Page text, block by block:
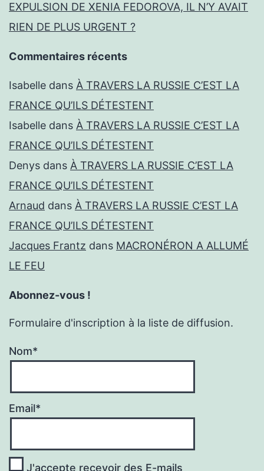
EXPULSION DE XENIA FEDOROVA, IL N’Y AVAIT
RIEN DE PLUS URGENT ?
Commentaires récents
Isabelle dans À TRAVERS LA RUSSIE C’EST LA
FRANCE QU’ILS DÉTESTENT
Isabelle dans À TRAVERS LA RUSSIE C’EST LA
FRANCE QU’ILS DÉTESTENT
Denys dans À TRAVERS LA RUSSIE C’EST LA
FRANCE QU’ILS DÉTESTENT
Arnaud dans À TRAVERS LA RUSSIE C’EST LA
FRANCE QU’ILS DÉTESTENT
Jacques Frantz dans MACRONÉRON A ALLUMÉ
LE FEU
Abonnez-vous !
Formulaire d'inscription à la liste de diffusion.
Nom*
Email*
J'accepte recevoir des E-mails